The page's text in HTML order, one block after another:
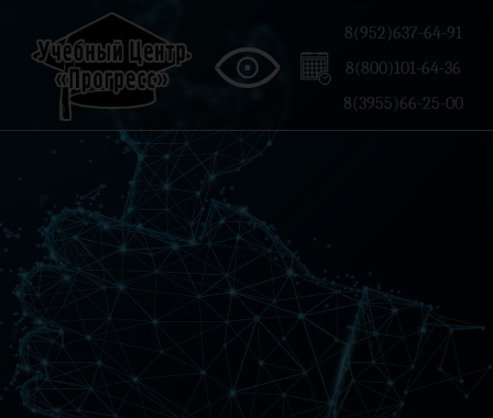
8(952)637-64-91
8(800)101-64-36
8(3955)66-25-00